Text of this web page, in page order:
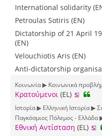
International solidarity
Petroulas Sotiris (EN)
Dictatorship of 21 April
(EN)
Velouchiotis Aris (EN)
Anti-dictatorship
Κοινωνία ▶ Κοινωνικά
Κρατούμενοι (EL)
Ιστορία ▶ Ελληνική Ιστορία ▶
Παγκόσμιος Πόλεμος - Ελλάδα
Εθνική Αντίσταση (EL)